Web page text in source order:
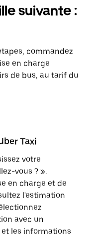
suivante :
commandez
en charge
de bus, au tarif du
Taxi
votre
vous ? ».
en charge et de
l'estimation
avec un
les informations